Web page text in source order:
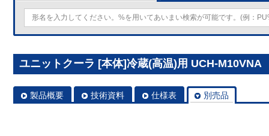
ユニットクーラ [本体]冷蔵(高温)用 UCH-M10VNA
製品概要 技術資料 仕様表 別売品